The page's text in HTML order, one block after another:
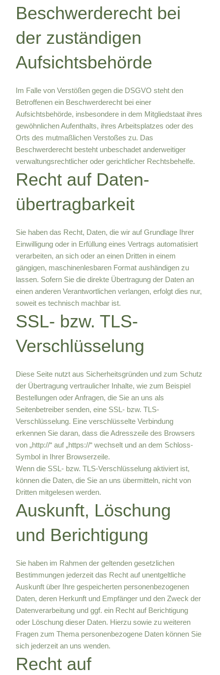
Beschwerde­recht bei
der zuständigen
Aufsichts­behörde
Im Falle von Verstößen gegen die DSGVO steht den
Betroffenen ein Beschwerderecht bei einer
Aufsichtsbehörde, insbesondere in dem Mitgliedstaat ihres
gewöhnlichen Aufenthalts, ihres Arbeitsplatzes oder des
Orts des mutmaßlichen Verstoßes zu. Das
Beschwerderecht besteht unbeschadet anderweitiger
verwaltungsrechtlicher oder gerichtlicher Rechtsbehelfe.
Recht auf Daten­
übertrag­barkeit
Sie haben das Recht, Daten, die wir auf Grundlage Ihrer
Einwilligung oder in Erfüllung eines Vertrags automatisiert
verarbeiten, an sich oder an einen Dritten in einem
gängigen, maschinenlesbaren Format aushändigen zu
lassen. Sofern Sie die direkte Übertragung der Daten an
einen anderen Verantwortlichen verlangen, erfolgt dies nur,
soweit es technisch machbar ist.
SSL- bzw. TLS-
Verschlüsselung
Diese Seite nutzt aus Sicherheitsgründen und zum Schutz
der Übertragung vertraulicher Inhalte, wie zum Beispiel
Bestellungen oder Anfragen, die Sie an uns als
Seitenbetreiber senden, eine SSL- bzw. TLS-
Verschlüsselung. Eine verschlüsselte Verbindung
erkennen Sie daran, dass die Adresszeile des Browsers
von „http://“ auf „https://“ wechselt und an dem Schloss-
Symbol in Ihrer Browserzeile.
Wenn die SSL- bzw. TLS-Verschlüsselung aktiviert ist,
können die Daten, die Sie an uns übermitteln, nicht von
Dritten mitgelesen werden.
Auskunft, Löschung
und Berichtigung
Sie haben im Rahmen der geltenden gesetzlichen
Bestimmungen jederzeit das Recht auf unentgeltliche
Auskunft über Ihre gespeicherten personenbezogenen
Daten, deren Herkunft und Empfänger und den Zweck der
Datenverarbeitung und ggf. ein Recht auf Berichtigung
oder Löschung dieser Daten. Hierzu sowie zu weiteren
Fragen zum Thema personenbezogene Daten können Sie
sich jederzeit an uns wenden.
Recht auf